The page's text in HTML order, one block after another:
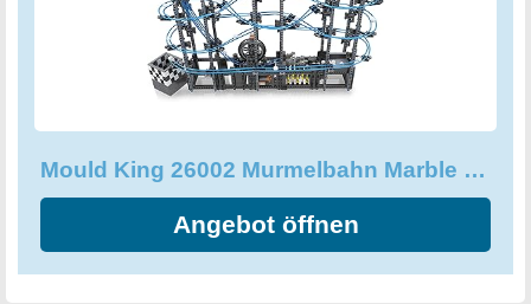
Mould King 26002 Murmelbahn Marble Run Set, Bausteine Spielzeug, 2438 Teile Marble Run STEM Spielzeug, Technik Achterbahn-Baumodellsets mit Bahnelementen und Stein-Kugelgetriebe Konstruktionspielzeug
Angebot öffnen